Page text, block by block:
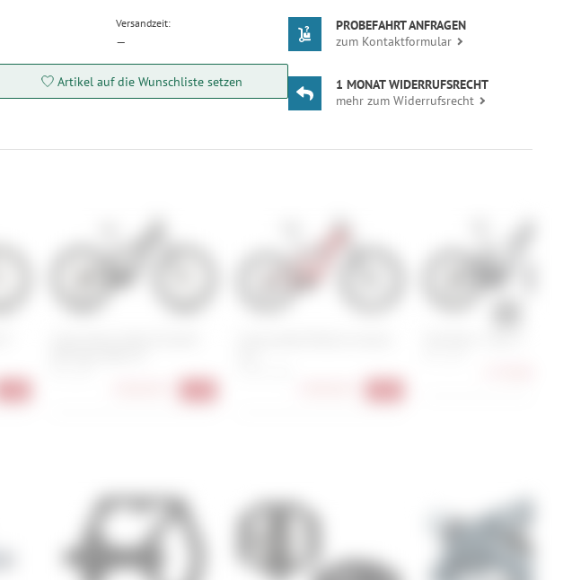
Versandzeit:
—
Artikel auf die Wunschliste setzen
PROBEFAHRT ANFRAGEN
zum Kontaktformular
1 MONAT WIDERRUFSRECHT
mehr zum Widerrufsrecht